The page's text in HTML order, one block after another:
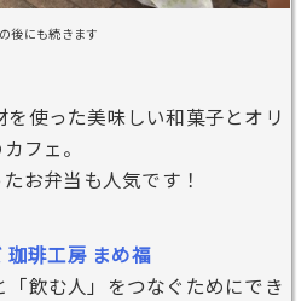
後にも続きます
使った美味しい和菓子とオリ
フェ。
お弁当も人気です！
珈琲工房 まめ福
「飲む人」をつなぐためにでき